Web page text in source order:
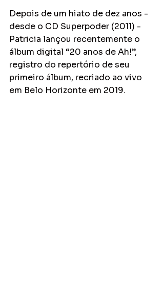
Depois de um hiato de dez anos -
desde o CD Superpoder (2011) -
Patricia lançou recentemente o
álbum digital “20 anos de Ah!”,
registro do repertório de seu
primeiro álbum, recriado ao vivo
em Belo Horizonte em 2019.